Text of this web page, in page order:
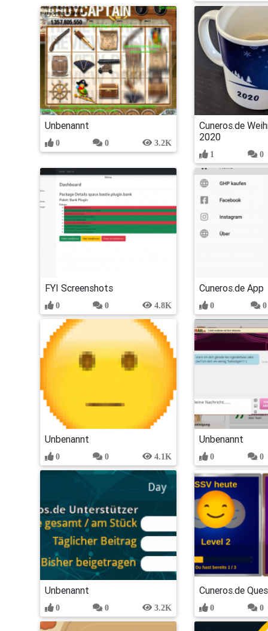
Unbenannt
0 0 3.2K
Cuneros.de
2020
1 0
FYI Screenshots
0 0 4.8K
Cuneros.de App
0 0
Unbenannt
0 0 4.1K
Unbenannt
0 0
Unbenannt
0 0 3.2K
Cuneros.de
0 0